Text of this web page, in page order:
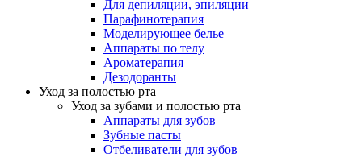
Для депиляции, эпиляции
Парафинотерапия
Моделирующее белье
Аппараты по телу
Ароматерапия
Дезодоранты
Уход за полостью рта
Уход за зубами и полостью рта
Аппараты для зубов
Зубные пасты
Отбеливатели для зубов